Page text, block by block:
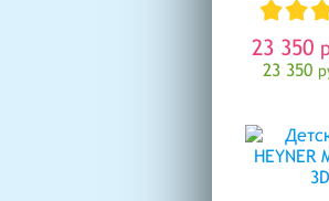
23 350
23 350